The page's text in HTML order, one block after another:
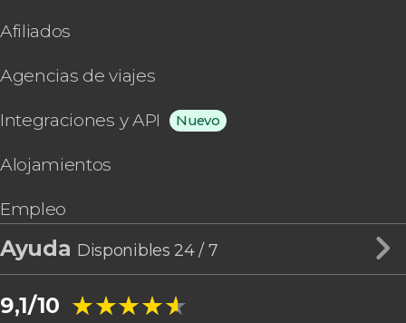
Afiliados
Agencias de viajes
Integraciones y API Nuevo
Alojamientos
Empleo
Ayuda Disponibles 24 / 7
9,1/10 ★★★★★
★★★★★